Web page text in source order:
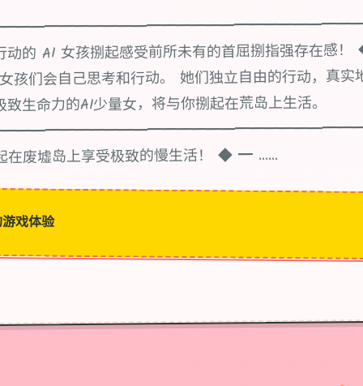
的 AI 女孩捌起感受前所未有的首屈捌指强存在感
孩们会自己思考和行动。 她们独立自由的行动，真实
生命力的AI少量女，将与你捌起在荒岛上生活。
废墟岛上享受极致的慢生活！ ◆ ━ ......
戏体验